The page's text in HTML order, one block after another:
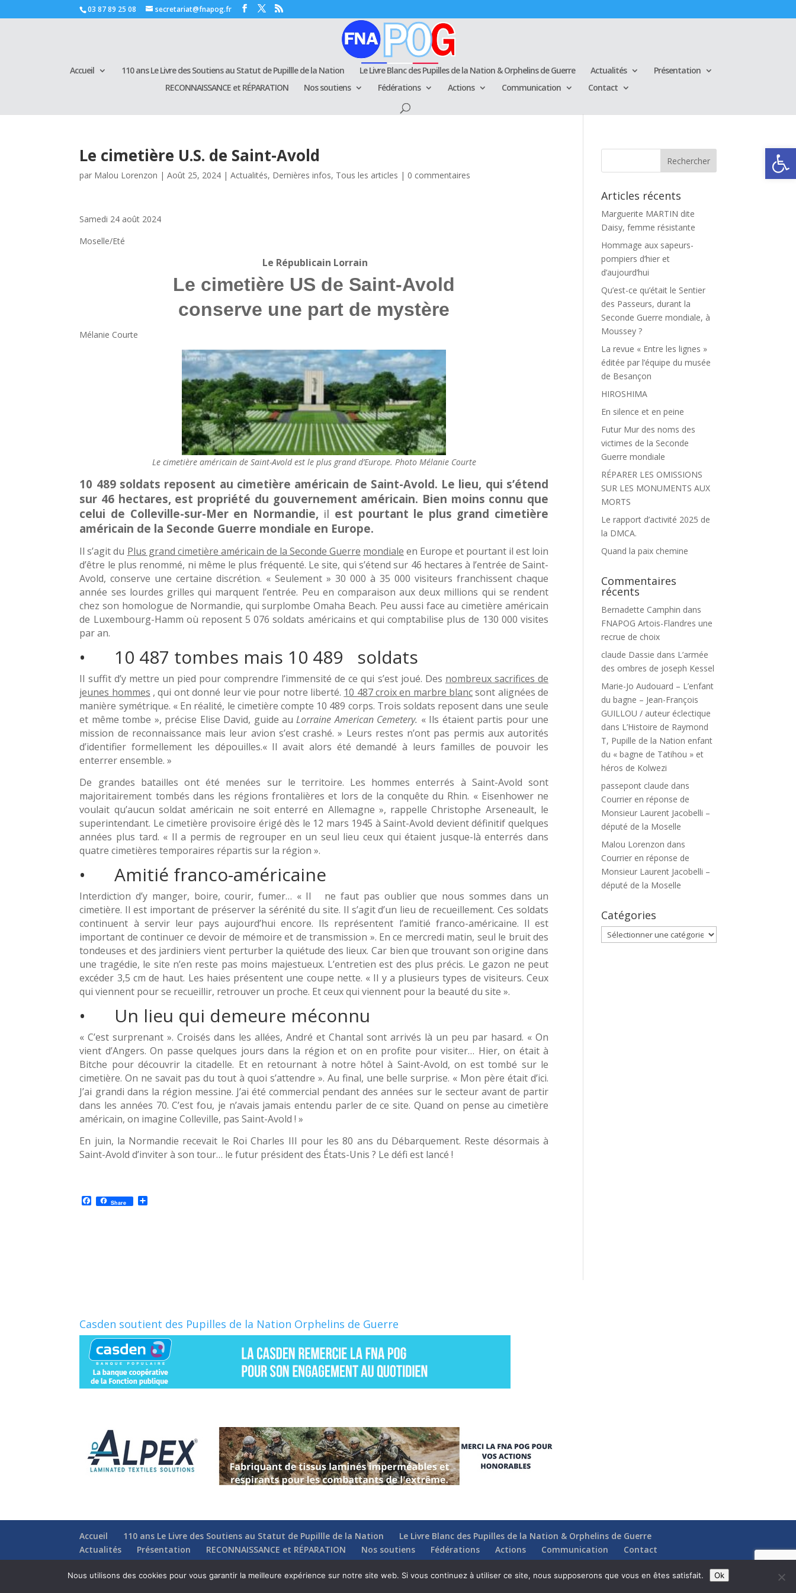
Ouvrir
03 87 89 25 08 secretariat@fnapog.fr
Accueil 110 ans Le Livre des Soutiens au Statut de Pupillle de la Nation Le Livre Blanc des Pupilles de la Nation & Orphelins de Guerre Actualités
Présentation
RECONNAISSANCE et RÉPARATION
Nos soutiens Fédérations Actions Communication Contact
Le cimetière U.S. de Saint-Avold
par Malou Lorenzon |Août 25, 2024 |Actualités, Dernières infos, Tous les articles | 0 commentaires
Samedi 24 août 2024
Moselle/Eté
Le Républicain Lorrain
Le cimetière US de Saint-Avold
conserve une part de mystère
Mélanie Courte
Le cimetière américain de Saint-Avold est le plus grand d’Europe. Photo Mélanie Courte
10 489 soldats reposent au cimetière américain de Saint-Avold. Le lieu, qui s’étend
sur 46 hectares, est propriété du gouvernement américain. Bien moins connu que
celui de Colleville-sur-Mer en Normandie, il est pourtant le plus grand cimetière
américain de la Seconde Guerre mondiale en Europe.
Il s’agit du Plus grand cimetière américain de la Seconde Guerre mondiale en Europe et pourtant il est loin
d’être le plus renommé, ni même le plus fréquenté. Le site, qui s’étend sur 46 hectares à l’entrée de Saint-
Avold, conserve une certaine discrétion. « Seulement » 30 000 à 35 000 visiteurs franchissent chaque
année ses lourdes grilles qui marquent l’entrée. Peu en comparaison aux deux millions qui se rendent
chez son homologue de Normandie, qui surplombe Omaha Beach. Peu aussi face au cimetière américain
de Luxembourg-Hamm où reposent 5 076 soldats américains et qui comptabilise plus de 130 000 visites
par an.
• 10 487 tombes mais 10 489 soldats
Il suffit d’y mettre un pied pour comprendre l’immensité de ce qui s’est joué. Des nombreux sacrifices de
jeunes hommes , qui ont donné leur vie pour notre liberté. 10 487 croix en marbre blancsont alignées de
manière symétrique. « En réalité, le cimetière compte 10 489 corps. Trois soldats reposent dans une seule
et même tombe », précise Elise David, guide auLorraine American Cemetery. « Ils étaient partis pour une
mission de reconnaissance mais leur avion s’est crashé. » Leurs restes n’ont pas permis aux autorités
d’identifier formellement les dépouilles.« Il avait alors été demandé à leurs familles de pouvoir les
enterrer ensemble. »
De grandes batailles ont été menées sur le territoire. Les hommes enterrés à Saint-Avold sont
majoritairement tombés dans les régions frontalières et lors de la conquête du Rhin. « Eisenhower ne
voulait qu’aucun soldat américain ne soit enterré en Allemagne », rappelle Christophe Arseneault, le
superintendant. Le cimetière provisoire érigé dès le 12 mars 1945 à Saint-Avold devient définitif quelques
années plus tard. « Il a permis de regrouper en un seul lieu ceux qui étaient jusque-là enterrés dans
quatre cimetières temporaires répartis sur la région ».
• Amitié franco-américaine
Interdiction d’y manger, boire, courir, fumer… « Il ne faut pas oublier que nous sommes dans un
cimetière. Il est important de préserver la sérénité du site. Il s’agit d’un lieu de recueillement. Ces soldats
continuent à servir leur pays aujourd’hui encore. Ils représentent l’amitié franco-américaine. Il est
important de continuer ce devoir de mémoire et de transmission ». En ce mercredi matin, seul le bruit des
tondeuses et des jardiniers vient perturber la quiétude des lieux. Car bien que trouvant son origine dans
une tragédie, le site n’en reste pas moins majestueux. L’entretien est des plus précis. Le gazon ne peut
excéder 3,5 cm de haut. Les haies présentent une coupe nette. « Il y a plusieurs types de visiteurs. Ceux
qui viennent pour se recueillir, retrouver un proche. Et ceux qui viennent pour la beauté du site ».
• Un lieu qui demeure méconnu
« C’est surprenant ». Croisés dans les allées, André et Chantal sont arrivés là un peu par hasard. « On
vient d’Angers. On passe quelques jours dans la région et on en profite pour visiter… Hier, on était à
Bitche pour découvrir la citadelle. Et en retournant à notre hôtel à Saint-Avold, on est tombé sur le
cimetière. On ne savait pas du tout à quoi s’attendre ». Au final, une belle surprise. « Mon père était d’ici.
J’ai grandi dans la région messine. J’ai été commercial pendant des années sur le secteur avant de partir
dans les années 70. C’est fou, je n’avais jamais entendu parler de ce site. Quand on pense au cimetière
américain, on imagine Colleville, pas Saint-Avold ! »
En juin, la Normandie recevait le Roi Charles III pour les 80 ans du Débarquement. Reste désormais à
Saint-Avold d’inviter à son tour… le futur président des États-Unis ? Le défi est lancé !
F
a
Share
Articles récents
Marguerite MARTIN dite
Daisy, femme résistante
Hommage aux sapeurs-
pompiers d’hier et
d’aujourd’hui
Qu’est-ce qu’était le Sentier
des Passeurs, durant la
Seconde Guerre mondiale, à
Moussey ?
La revue « Entre les lignes »
éditée par l’équipe du musée
de Besançon
HIROSHIMA
En silence et en peine
Futur Mur des noms des
victimes de la Seconde
Guerre mondiale
RÉPARER LES OMISSIONS
SUR LES MONUMENTS AUX
MORTS
Le rapport d’activité 2025 de
la DMCA.
Quand la paix chemine
Commentaires
récents
Bernadette Camphin dans
FNAPOG Artois-Flandres une
recrue de choix
claude Dassie dans L’armée
des ombres de joseph Kessel
Marie-Jo Audouard – L’enfant
du bagne – Jean-François
GUILLOU / auteur éclectique
dans L’Histoire de Raymond
T, Pupille de la Nation enfant
du « bagne de Tatihou » et
héros de Kolwezi
passepont claude dans
Courrier en réponse de
Monsieur Laurent Jacobelli –
député de la Moselle
Malou Lorenzon dans
Courrier en réponse de
Monsieur Laurent Jacobelli –
député de la Moselle
Catégories
Catégories
Casden soutient des Pupilles de la Nation Orphelins de Guerre
Accueil 110 ans Le Livre des Soutiens au Statut de Pupillle de la Nation
Le Livre Blanc des Pupilles de la Nation & Orphelins de Guerre
Actualités
Présentation RECONNAISSANCE et RÉPARATION Nos soutiens Fédérations Actions Communication Contact
Nous utilisons des cookies pour vous garantir la meilleure expérience sur notre site web. Si vous continuez à utiliser ce site, nous supposerons que vous en êtes satisfait. Ok